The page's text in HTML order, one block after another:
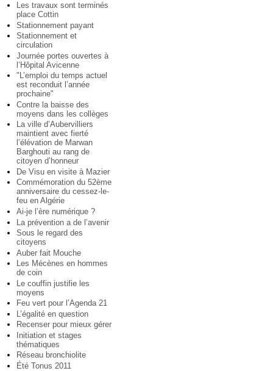
Les travaux sont terminés
place Cottin
Stationnement payant
Stationnement et
circulation
Journée portes ouvertes à
l’Hôpital Avicenne
"L’emploi du temps actuel
est reconduit l’année
prochaine"
Contre la baisse des
moyens dans les collèges
La ville d’Aubervilliers
maintient avec fierté
l’élévation de Marwan
Barghouti au rang de
citoyen d’honneur
De Visu en visite à Mazier
Commémoration du 52ème
anniversaire du cessez-le-
feu en Algérie
Ai-je l’ère numérique ?
La prévention a de l’avenir
Sous le regard des
citoyens
Auber fait Mouche
Les Mécènes en hommes
de coin
Le couffin justifie les
moyens
Feu vert pour l’Agenda 21
L’égalité en question
Recenser pour mieux gérer
Initiation et stages
thématiques
Réseau bronchiolite
Été Tonus 2011